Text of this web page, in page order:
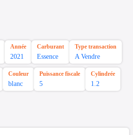
Année
2021
Carburant
Essence
Type transaction
A Vendre
Couleur
blanc
Puissance fiscale
5
Cylindrée
1.2